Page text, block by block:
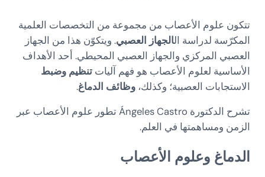
تتكون علوم الأعصاب من مجموعة من التخصصات العلمية
المكرّسة لدراسة الالجهاز العصبي. ويتكوّن هذا من الجهاز
العصبي المركزي والجهاز العصبي المحيطي. أحد الأهداف
الأساسية لعلوم الأعصاب هو فهم آليات تنظيم وضبط
الاستجابات العصبية؛ وكذلك، وظائف الدماغ.
تشرح الدكتورة Ángeles Castro تطور علوم الأعصاب عبر
الزمن ومساهمتها في العلم.
الدماغ وعلوم الأعصاب